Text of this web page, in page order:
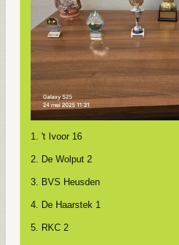
1. 't Ivoor 16
2. De Wolput 2
3. BVS Heusden
4. De Haarstek 1
5. RKC 2